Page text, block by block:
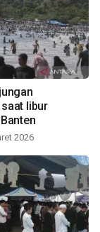
libur
2026